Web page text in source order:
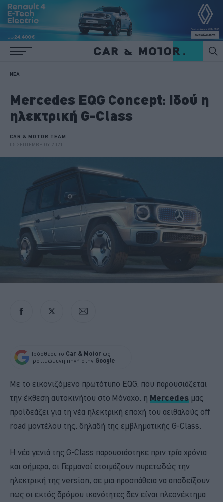
ΝΕΑ
Μercedes EQG Concept: Ιδού η
ηλεκτρική G-Class
CAR & MOTOR TEAM
05 ΣΕΠΤΕΜΒΡΙΟΥ 2021
Πρόσθεσε το Car & Motor ως
προτιμώμενη πηγή στην Google
Με το εικονιζόμενο πρωτότυπο EQG, που παρουσιάζεται
την έκθεση αυτοκινήτου στο Μόναχο, η Mercedes μας
προϊδεάζει για τη νέα ηλεκτρική εποχή του αειθαλούς off
road μοντέλου της, δηλαδή της εμβληματικής G-Class.
H νέα γενιά της G-Class παρουσιάστηκε πριν τρία χρόνια
και σήμερα, οι Γερμανοί ετοιμάζουν πυρετωδώς την
ηλεκτρική της version, σε μια προσπάθεια να αποδείξουν
πως οι εκτός δρόμου ικανότητες δεν είναι πλεονέκτημα